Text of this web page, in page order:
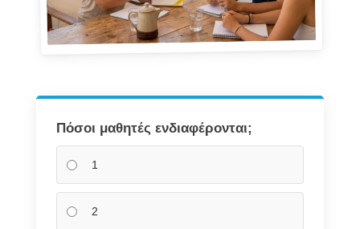
Πόσοι μαθητές ενδιαφέρονται;
1
2